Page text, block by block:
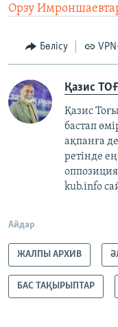
Орзу
Бөлісу
Қазис
Қазис
бастап
ақпанға
ретінде
kub.info
Айдар
ЖАЛПЫ АРХИВ
БАС ТАҚЫРЫПТАР